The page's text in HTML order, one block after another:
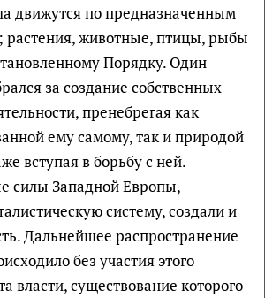
движутся по предназначенным
растения, животные, птицы, рыбы
Порядку. Один
за создание собственных
пренебрегая как
ему самому, так и природой
вступая в борьбу с ней.
силы Западной Европы,
систему, создали и
Дальнейшее распространение
без участия этого
власти, существование которого